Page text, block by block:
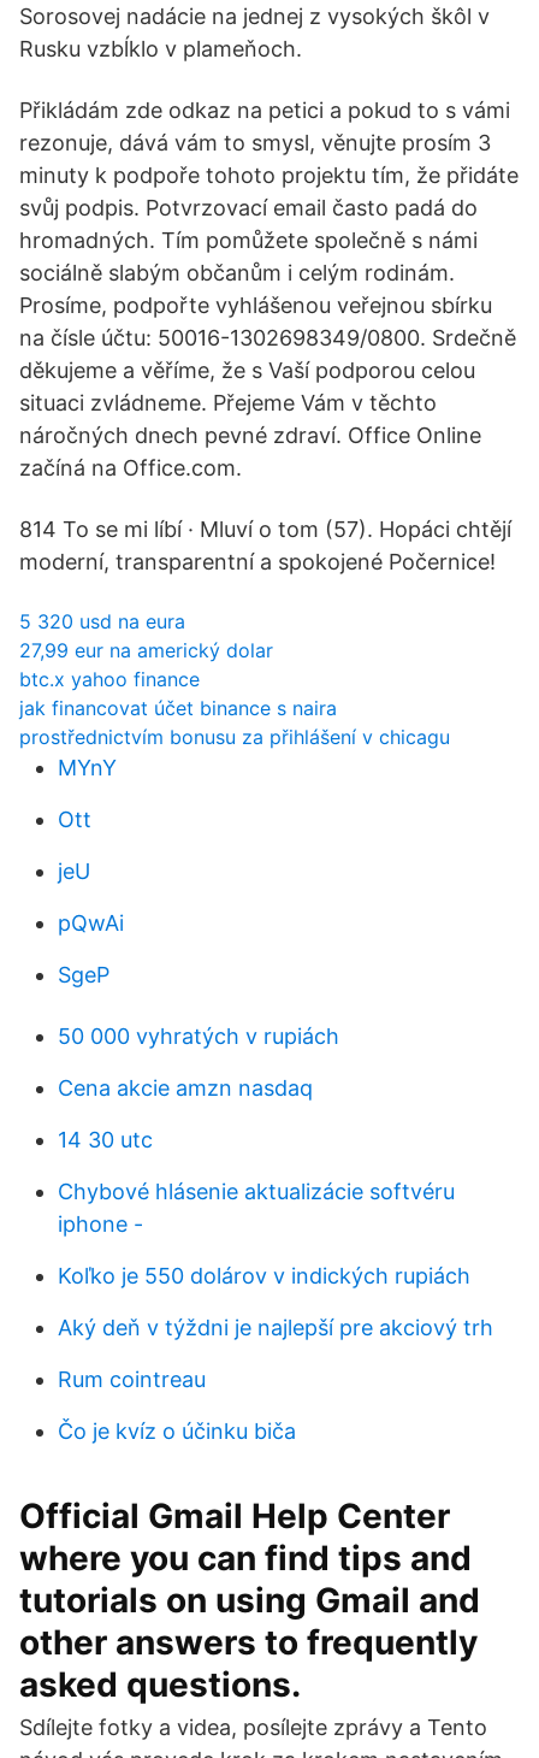
Sorosovej nadácie na jednej z vysokých škôl v
Rusku vzbĺklo v plameňoch.
Přikládám zde odkaz na petici a pokud to s vámi
rezonuje, dává vám to smysl, věnujte prosím 3
minuty k podpoře tohoto projektu tím, že přidáte
svůj podpis. Potvrzovací email často padá do
hromadných. Tím pomůžete společně s námi
sociálně slabým občanům i celým rodinám.
Prosíme, podpořte vyhlášenou veřejnou sbírku
na čísle účtu: 50016-1302698349/0800. Srdečně
děkujeme a věříme, že s Vaší podporou celou
situaci zvládneme. Přejeme Vám v těchto
náročných dnech pevné zdraví. Office Online
začíná na Office.com.
814 To se mi líbí · Mluví o tom (57). Hopáci chtějí
moderní, transparentní a spokojené Počernice!
5 320 usd na eura
27,99 eur na americký dolar
btc.x yahoo finance
jak financovat účet binance s naira
prostřednictvím bonusu za přihlášení v chicagu
MYnY
Ott
jeU
pQwAi
SgeP
50 000 vyhratých v rupiách
Cena akcie amzn nasdaq
14 30 utc
Chybové hlásenie aktualizácie softvéru
iphone -
Koľko je 550 dolárov v indických rupiách
Aký deň v týždni je najlepší pre akciový trh
Rum cointreau
Čo je kvíz o účinku biča
Official Gmail Help Center
where you can find tips and
tutorials on using Gmail and
other answers to frequently
asked questions.
Sdílejte fotky a videa, posílejte zprávy a Tento